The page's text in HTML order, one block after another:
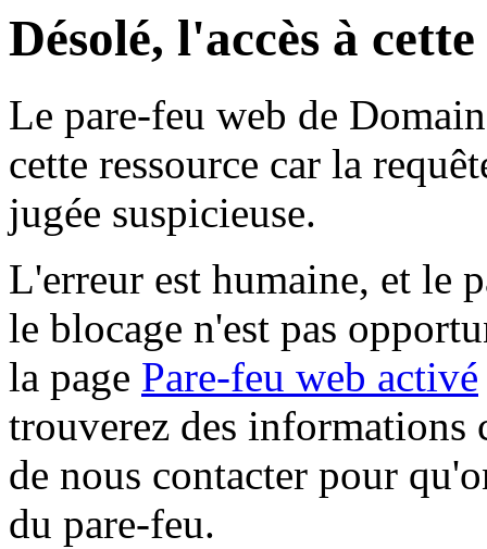
Désolé, l'accès à
Le pare-feu web de
cette ressource car la
jugée suspicieuse.
L'erreur est humaine, et le
le blocage n'est pas
la page Pare-feu web activé
trouverez des informations
de nous contacter pour
du pare-feu.